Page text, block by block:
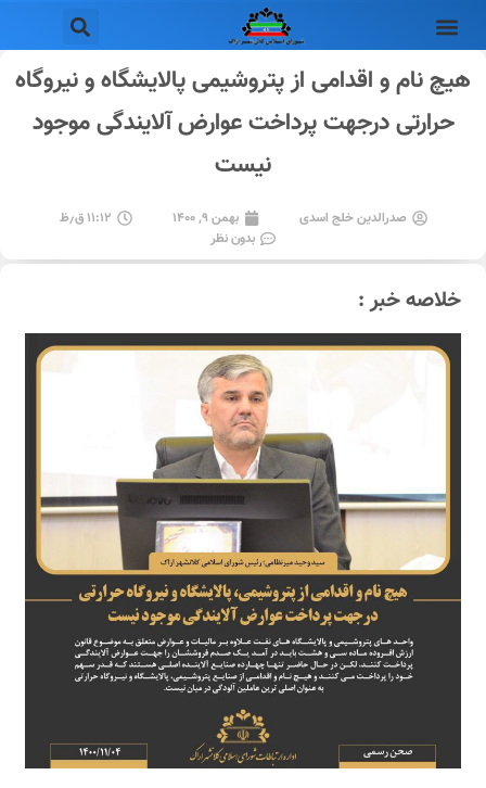
هیچ نام و اقدامی از پتروشیمی پالایشگاه و نیروگاه
حرارتی درجهت پرداخت عوارض آلایندگی موجود
نیست
صدرالدین خلج اسدی بهمن ۹, ۱۴۰۰
۱۱:۱۲ ق٫ظ
بدون نظر
خلاصه خبر :